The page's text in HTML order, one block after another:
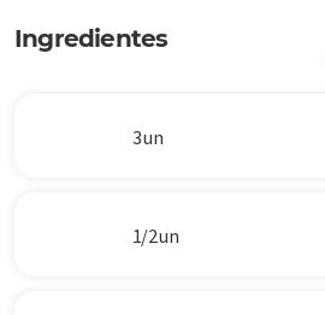
Ingredientes
3 un
1/2 un